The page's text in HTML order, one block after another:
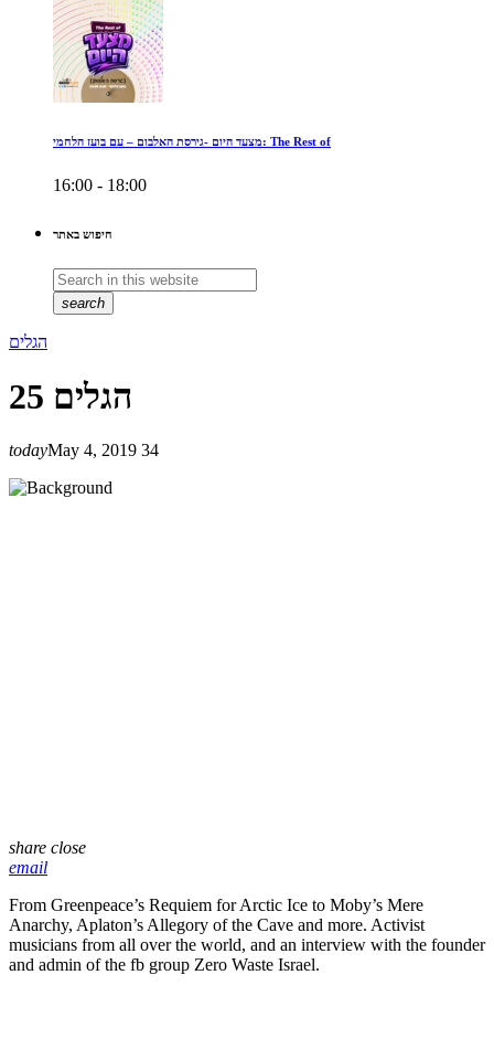
מצעד היום -גירסת האלבום – עם בועז הלחמי: The Rest of
16:00 - 18:00
חיפוש באתר
search
הגלים
הגלים 25
todayMay 4, 2019 34
share close
email
From Greenpeace’s Requiem for Arctic Ice to Moby’s Mere
Anarchy, Aplaton’s Allegory of the Cave and more. Activist
musicians from all over the world, and an interview with the founder
and admin of the fb group Zero Waste Israel.